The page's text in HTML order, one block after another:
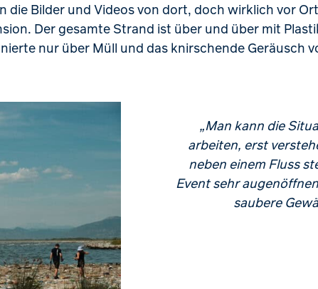
Bilder und Videos von dort, doch wirklich vor
Der gesamte Strand ist über und über mit
nur über Müll und das knirschende Geräusch
„Man kann die
arbeiten, erst
neben einem Fluss
Event sehr
saubere